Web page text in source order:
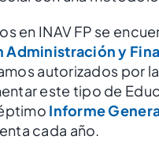
en INAV FP se
Administración y
autorizados por
este tipo de
Informe
cada año.